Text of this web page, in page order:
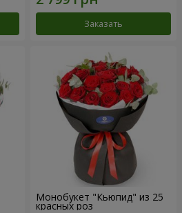
Заказать
Монобукет "Кьюпид" из 25
красных роз